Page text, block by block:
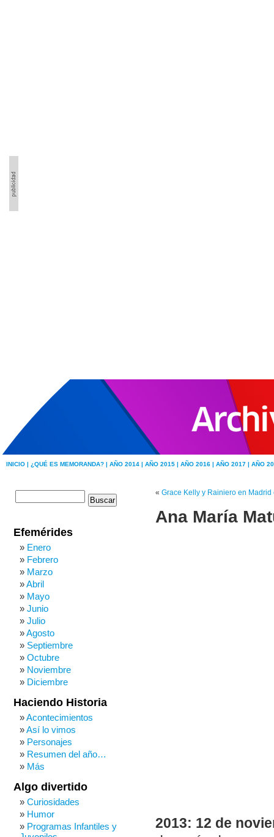
INICIO | ¿QUÉ ES MEMORANDA? | AÑO 2014 | AÑO 2015 | AÑO 2016 | AÑO 2017 | AÑO
« Grace Kelly y Rainiero en Madrid
Ana María
2013: 12 de
Efemérides
Enero
Febrero
Marzo
Abril
Mayo
Junio
Julio
Agosto
Septiembre
Octubre
Noviembre
Diciembre
Haciendo Historia
Acontecimientos
Así lo vimos
Personajes
Resumen del año…
Más
Algo divertido
Curiosidades
Humor
Programas Infantiles y